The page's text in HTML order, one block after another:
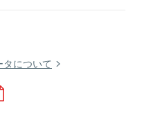
について